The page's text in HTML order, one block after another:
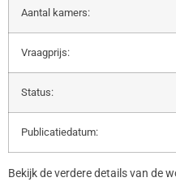
Aantal kamers:
Vraagprijs:
Status:
Publicatiedatum:
Bekijk de verdere details van de